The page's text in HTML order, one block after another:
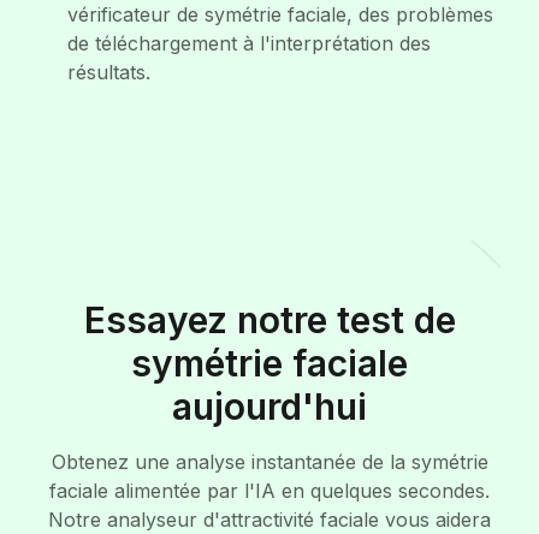
vérificateur de symétrie faciale, des problèmes
de téléchargement à l'interprétation des
résultats.
Essayez notre test de
symétrie faciale
aujourd'hui
Obtenez une analyse instantanée de la symétrie
faciale alimentée par l'IA en quelques secondes.
Notre analyseur d'attractivité faciale vous aidera